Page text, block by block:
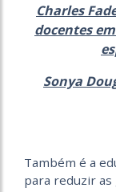
Charles
docentes
Sonya
Também é a
para reduzir as